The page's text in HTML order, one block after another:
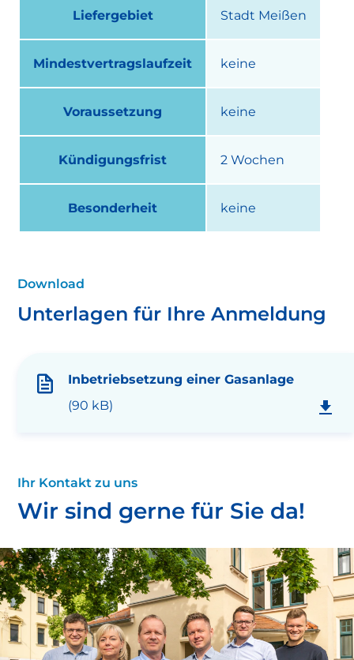
Liefergebiet Stadt Meißen
Mindestvertragslaufzeit keine
Voraussetzung keine
Kündigungsfrist 2 Wochen
Besonderheit keine
Unterlagen für Ihre Anmeldung
Download
Inbetriebsetzung einer Gasanlage
(90 kB)
Wir sind gerne für Sie da!
Ihr Kontakt zu uns